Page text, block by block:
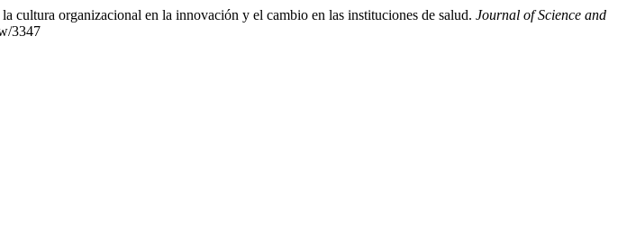
organizacional en la innovación y el cambio en las instituciones de salud. Journal of Science and
3347